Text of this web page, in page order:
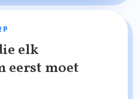
elk
eerst moet